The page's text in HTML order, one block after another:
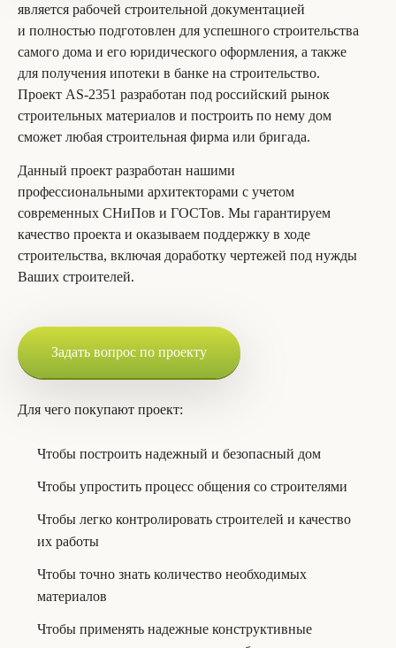
является рабочей строительной документацией
и полностью подготовлен для успешного строительства
самого дома и его юридического оформления, а также
для получения ипотеки в банке на строительство.
Проект AS-2351 разработан под российский рынок
строительных материалов и построить по нему дом
сможет любая строительная фирма или бригада.
Данный проект разработан нашими
профессиональными архитекторами с учетом
современных СНиПов и ГОСТов. Мы гарантируем
качество проекта и оказываем поддержку в ходе
строительства, включая доработку чертежей под нужды
Ваших строителей.
Задать вопрос по проекту
Для чего покупают проект:
Чтобы построить надежный и безопасный дом
Чтобы упростить процесс общения со строителями
Чтобы легко контролировать строителей и качество
их работы
Чтобы точно знать количество необходимых
материалов
Чтобы применять надежные конструктивные